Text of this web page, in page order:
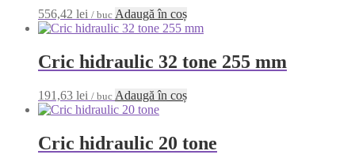
556,42 lei / buc Adaugă în coș
Cric hidraulic 32 tone 255 mm
191,63 lei / buc Adaugă în coș
Cric hidraulic 20 tone